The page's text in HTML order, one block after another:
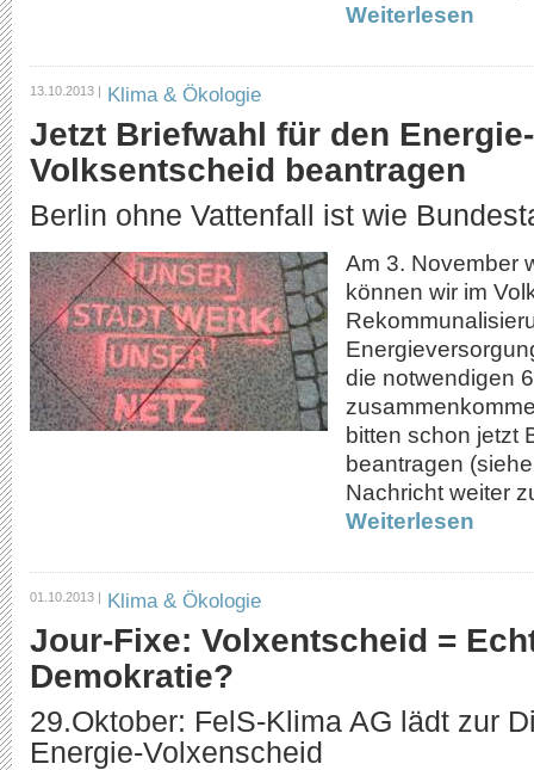
Weiterlesen
13.10.2013 | Klima & Ökologie
Jetzt Briefwahl für den Energie-
Volksentscheid beantragen
Berlin ohne Vattenfall ist wie
Am 3. November
können wir im
die notwendigen
bitten schon jetzt
beantragen
Nachricht weiter
Weiterlesen
01.10.2013 | Klima & Ökologie
Jour-Fixe: Volxentscheid =
Demokratie?
29.Oktober: FelS-Klima AG lädt zur
Energie-Volxenscheid